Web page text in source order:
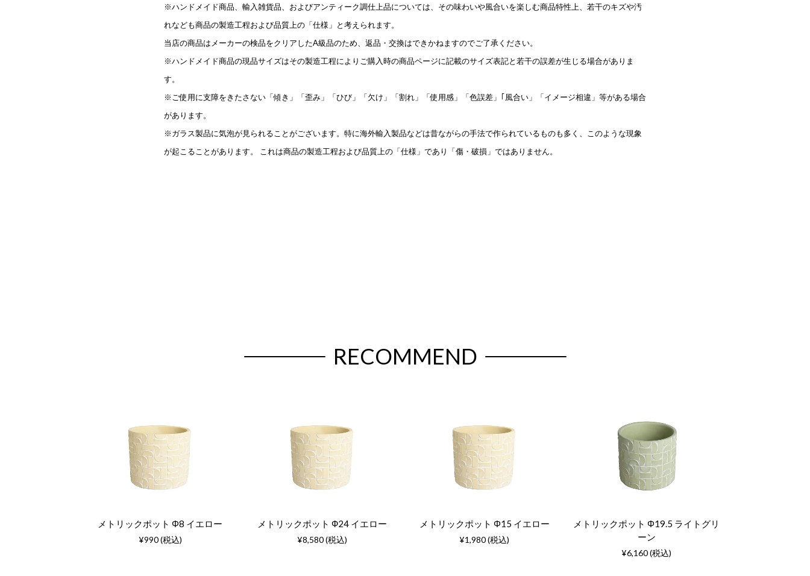
※ハンドメイド商品、輸入雑貨品、およびアンティーク調仕上品については、その味わいや風合いを楽しむ商品特性上、若干のキズや汚
れなども商品の製造工程および品質上の「仕様」と考えられます。
当店の商品はメーカーの検品をクリアしたA級品のため、返品・交換はできかねますのでご了承ください。
※ハンドメイド商品の現品サイズはその製造工程によりご購入時の商品ページに記載のサイズ表記と若干の誤差が生じる場合がありま
す。
※ご使用に支障をきたさない「傾き」「歪み」「ひび」「欠け」「割れ」「使用感」「色誤差」｢風合い」「イメージ相違」等がある場合
があります。
※ガラス製品に気泡が見られることがございます。特に海外輸入製品などは昔ながらの手法で作られているものも多く、このような現象
が起こることがあります。 これは商品の製造工程および品質上の「仕様」であり「傷・破損」ではありません。
RECOMMEND
メトリックポット Φ8 イエロー
¥990 (税込)
メトリックポット Ф24 イエロー
¥8,580 (税込)
メトリックポット Φ15 イエロー
¥1,980 (税込)
メトリックポット Φ19.5 ライトグリ
ーン
¥6,160 (税込)